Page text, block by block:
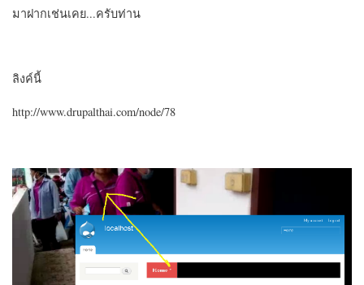
มาฝากเช่นเคย...ครับท่าน
ลิงค์นี้
http://www.drupalthai.com/node/78